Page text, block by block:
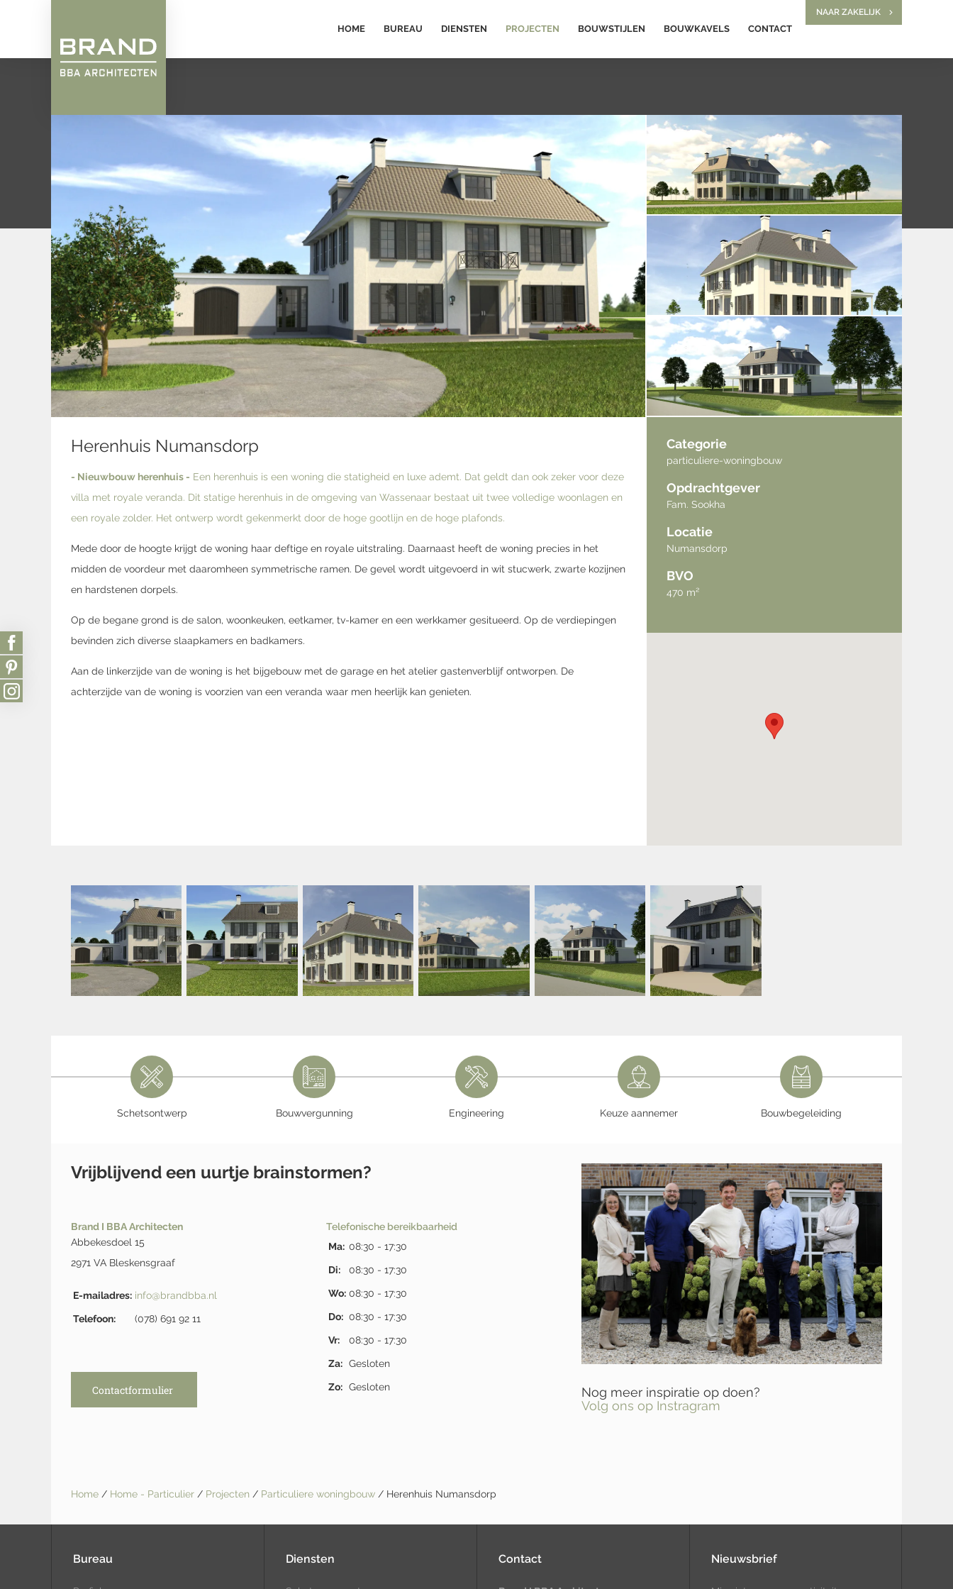
HOME BUREAU DIENSTEN PROJECTEN BOUWSTIJLEN BOUWKAVELS CONTACT
NAAR ZAKELIJK
Herenhuis Numansdorp
- Nieuwbouw herenhuis - Een herenhuis is een woning die statigheid en luxe ademt. Dat geldt dan ook zeker voor deze
villa met royale veranda. Dit statige herenhuis in de omgeving van Wassenaar bestaat uit twee volledige woonlagen en
een royale zolder. Het ontwerp wordt gekenmerkt door de hoge gootlijn en de hoge plafonds.
Mede door de hoogte krijgt de woning haar deftige en royale uitstraling. Daarnaast heeft de woning precies in het
midden de voordeur met daaromheen symmetrische ramen. De gevel wordt uitgevoerd in wit stucwerk, zwarte kozijnen
en hardstenen dorpels.
Op de begane grond is de salon, woonkeuken, eetkamer, tv-kamer en een werkkamer gesitueerd. Op de verdiepingen
bevinden zich diverse slaapkamers en badkamers.
Aan de linkerzijde van de woning is het bijgebouw met de garage en het atelier gastenverblijf ontworpen. De
achterzijde van de woning is voorzien van een veranda waar men heerlijk kan genieten.
Categorie
particuliere-woningbouw
Opdrachtgever
Fam. Sookha
Locatie
Numansdorp
BVO
470 m²
Schetsontwerp Bouwvergunning Engineering Keuze aannemer Bouwbegeleiding
Vrijblijvend een uurtje brainstormen?
Brand I BBA Architecten
Abbekesdoel 15
2971 VA Bleskensgraaf
E-mailadres: info@brandbba.nl
Telefoon: (078) 691 92 11
Contactformulier
Telefonische bereikbaarheid
Ma: 08:30 - 17:30
Di: 08:30 - 17:30
Wo: 08:30 - 17:30
Do: 08:30 - 17:30
Vr: 08:30 - 17:30
Za: Gesloten
Zo: Gesloten
Nog meer inspiratie op doen?
Volg ons op Instragram
Home / Home - Particulier / Projecten / Particuliere woningbouw / Herenhuis Numansdorp
Bureau Diensten Contact Nieuwsbrief